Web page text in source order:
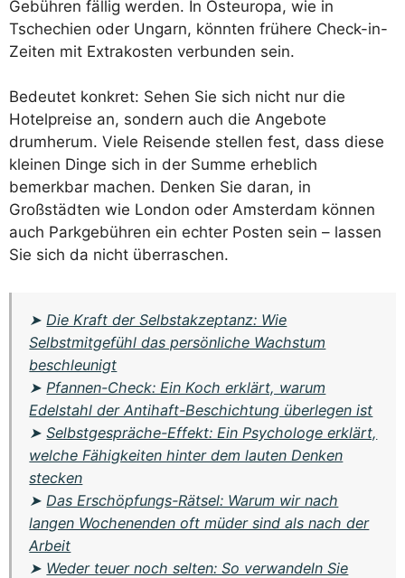
Gebühren fällig werden. In Osteuropa, wie in
Tschechien oder Ungarn, könnten frühere Check-in-
Zeiten mit Extrakosten verbunden sein.
Bedeutet konkret: Sehen Sie sich nicht nur die
Hotelpreise an, sondern auch die Angebote
drumherum. Viele Reisende stellen fest, dass diese
kleinen Dinge sich in der Summe erheblich
bemerkbar machen. Denken Sie daran, in
Großstädten wie London oder Amsterdam können
auch Parkgebühren ein echter Posten sein – lassen
Sie sich da nicht überraschen.
➤ Die Kraft der Selbstakzeptanz: Wie
Selbstmitgefühl das persönliche Wachstum
beschleunigt
➤ Pfannen-Check: Ein Koch erklärt, warum
Edelstahl der Antihaft-Beschichtung überlegen ist
➤Selbstgespräche-Effekt: Ein Psychologe erklärt,
welche Fähigkeiten hinter dem lauten Denken
stecken
➤ Das Erschöpfungs-Rätsel: Warum wir nach
langen Wochenenden oft müder sind als nach der
Arbeit
➤ Weder teuer noch selten: So verwandeln Sie